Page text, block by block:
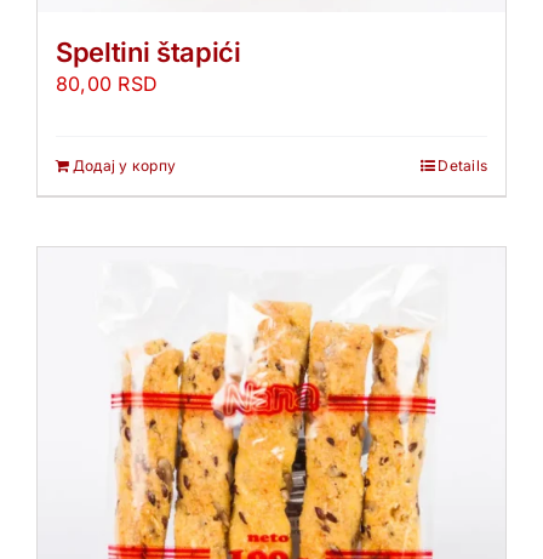
Speltini štapići
80,00 RSD
Додај у корпу Details